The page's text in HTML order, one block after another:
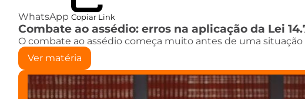
WhatsApp Copiar Link
Combate ao assédio: erros na aplicação da Lei
O combate ao assédio começa muito antes de uma
Ver matéria